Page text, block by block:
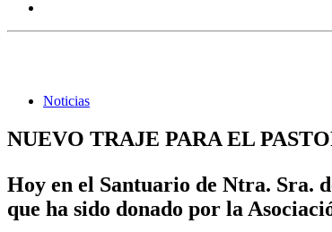
Noticias
NUEVO TRAJE PARA EL
Hoy en el Santuario de Ntra. Sra.
que ha sido donado por la